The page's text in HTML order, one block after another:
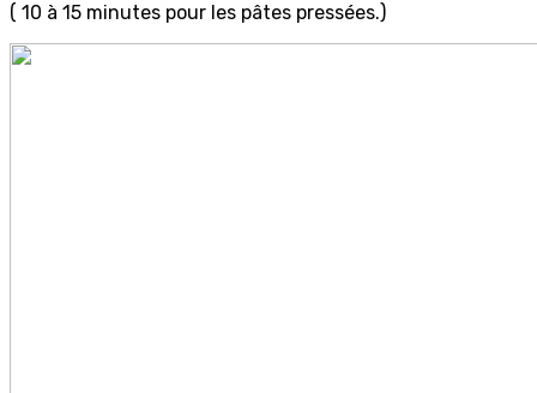
( 10 à 15 minutes pour les pâtes pressées.)